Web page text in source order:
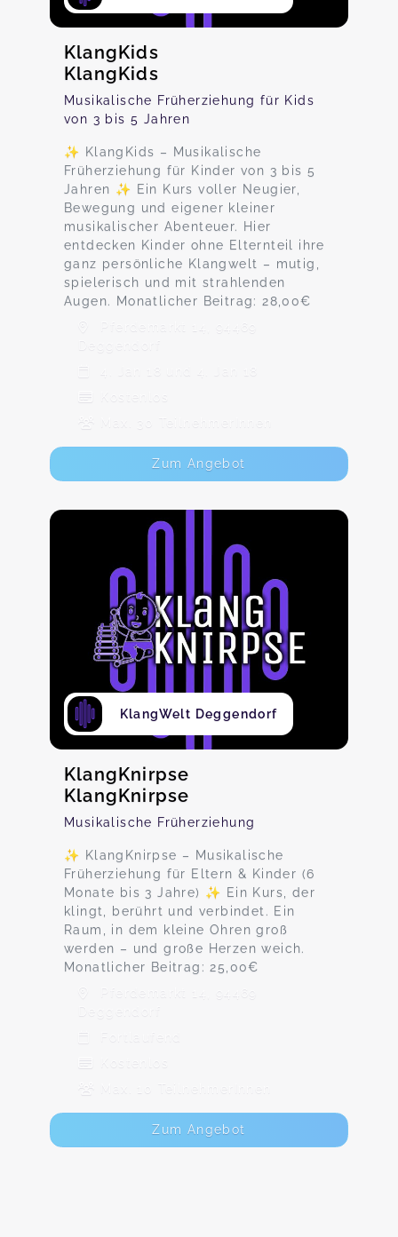
KlangKids
KlangKids
Musikalische Früherziehung für Kids
von 3 bis 5 Jahren
✨ KlangKids – Musikalische
Früherziehung für Kinder von 3 bis 5
Jahren ✨ Ein Kurs voller Neugier,
Bewegung und eigener kleiner
musikalischer Abenteuer. Hier
entdecken Kinder ohne Elternteil ihre
ganz persönliche Klangwelt – mutig,
spielerisch und mit strahlenden
Augen. Monatlicher Beitrag: 28,00€
Pferdemarkt 14, 94469
Deggendorf
4. Jan 18 und 4. Jan 18
Max. 30 TeilnehmerInnen
Zum Angebot
KlangWelt Deggendorf
KlangKnirpse
KlangKnirpse
Musikalische Früherziehung
✨ KlangKnirpse – Musikalische
Früherziehung für Eltern & Kinder (6
Monate bis 3 Jahre) ✨ Ein Kurs, der
klingt, berührt und verbindet. Ein
Raum, in dem kleine Ohren groß
werden – und große Herzen weich.
Monatlicher Beitrag: 25,00€
Pferdemarkt 14, 94469
Deggendorf
Fortlaufend
Max. 10 TeilnehmerInnen
Zum Angebot